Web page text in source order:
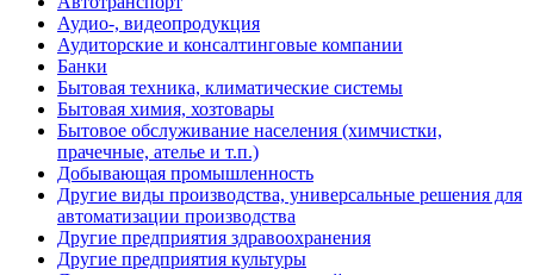
Аудио-, видеопродукция
Аудиторские и консалтинговые компании
Банки
Бытовая техника, климатические системы
Бытовая химия, хозтовары
Бытовое обслуживание населения (химчистки,
прачечные, ателье и т.п.)
Добывающая промышленность
Другие виды производства, универсальные решения для
автоматизации производства
Другие предприятия здравоохранения
Другие предприятия культуры